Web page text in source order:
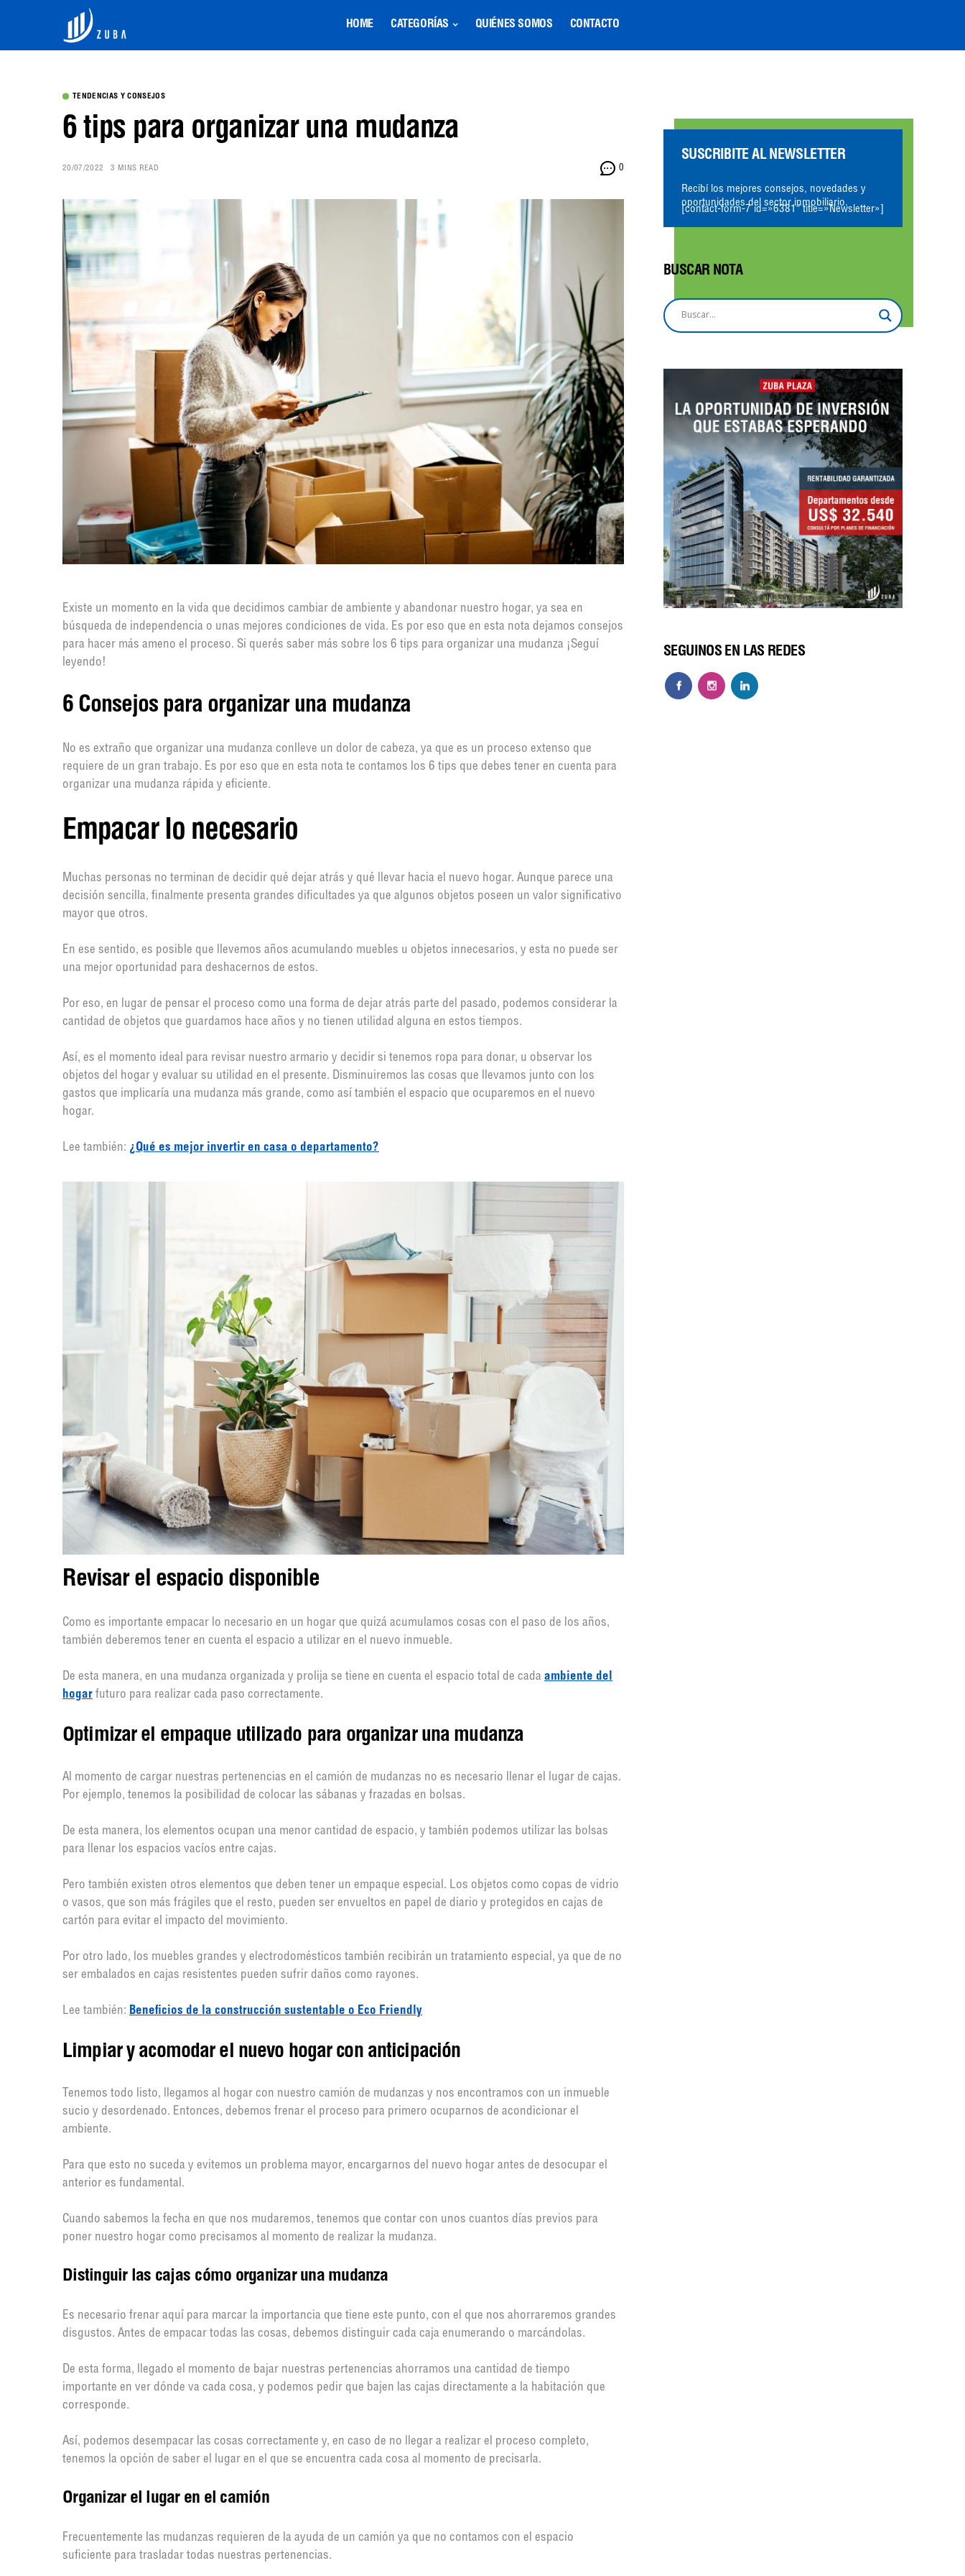
HOME CATEGORÍAS QUIÉNES SOMOS CONTACTO
TENDENCIAS Y CONSEJOS
6 tips para organizar una mudanza
20/07/2022 3 MINS READ 0
Existe un momento en la vida que decidimos cambiar de ambiente y abandonar nuestro hogar, ya sea en
búsqueda de independencia o unas mejores condiciones de vida. Es por eso que en esta nota dejamos consejos
para hacer más ameno el proceso. Si querés saber más sobre los 6 tips para organizar una mudanza ¡Seguí
leyendo!
6 Consejos para organizar una mudanza
No es extraño que organizar una mudanza conlleve un dolor de cabeza, ya que es un proceso extenso que
requiere de un gran trabajo. Es por eso que en esta nota te contamos los 6 tips que debes tener en cuenta para
organizar una mudanza rápida y eficiente.
Empacar lo necesario
Muchas personas no terminan de decidir qué dejar atrás y qué llevar hacia el nuevo hogar. Aunque parece una
decisión sencilla, finalmente presenta grandes dificultades ya que algunos objetos poseen un valor significativo
mayor que otros.
En ese sentido, es posible que llevemos años acumulando muebles u objetos innecesarios, y esta no puede ser
una mejor oportunidad para deshacernos de estos.
Por eso, en lugar de pensar el proceso como una forma de dejar atrás parte del pasado, podemos considerar la
cantidad de objetos que guardamos hace años y no tienen utilidad alguna en estos tiempos.
Así, es el momento ideal para revisar nuestro armario y decidir si tenemos ropa para donar, u observar los
objetos del hogar y evaluar su utilidad en el presente. Disminuiremos las cosas que llevamos junto con los
gastos que implicaría una mudanza más grande, como así también el espacio que ocuparemos en el nuevo
hogar.
Lee también: ¿Qué es mejor invertir en casa o departamento?
Revisar el espacio disponible
Como es importante empacar lo necesario en un hogar que quizá acumulamos cosas con el paso de los años,
también deberemos tener en cuenta el espacio a utilizar en el nuevo inmueble.
De esta manera, en una mudanza organizada y prolija se tiene en cuenta el espacio total de cada ambiente del
hogar futuro para realizar cada paso correctamente.
Optimizar el empaque utilizado para organizar una mudanza
Al momento de cargar nuestras pertenencias en el camión de mudanzas no es necesario llenar el lugar de cajas.
Por ejemplo, tenemos la posibilidad de colocar las sábanas y frazadas en bolsas.
De esta manera, los elementos ocupan una menor cantidad de espacio, y también podemos utilizar las bolsas
para llenar los espacios vacíos entre cajas.
Pero también existen otros elementos que deben tener un empaque especial. Los objetos como copas de vidrio
o vasos, que son más frágiles que el resto, pueden ser envueltos en papel de diario y protegidos en cajas de
cartón para evitar el impacto del movimiento.
Por otro lado, los muebles grandes y electrodomésticos también recibirán un tratamiento especial, ya que de no
ser embalados en cajas resistentes pueden sufrir daños como rayones.
Lee también: Beneficios de la construcción sustentable o Eco Friendly
Limpiar y acomodar el nuevo hogar con anticipación
Tenemos todo listo, llegamos al hogar con nuestro camión de mudanzas y nos encontramos con un inmueble
sucio y desordenado. Entonces, debemos frenar el proceso para primero ocuparnos de acondicionar el
ambiente.
Para que esto no suceda y evitemos un problema mayor, encargarnos del nuevo hogar antes de desocupar el
anterior es fundamental.
Cuando sabemos la fecha en que nos mudaremos, tenemos que contar con unos cuantos días previos para
poner nuestro hogar como precisamos al momento de realizar la mudanza.
Distinguir las cajas cómo organizar una mudanza
Es necesario frenar aquí para marcar la importancia que tiene este punto, con el que nos ahorraremos grandes
disgustos. Antes de empacar todas las cosas, debemos distinguir cada caja enumerando o marcándolas.
De esta forma, llegado el momento de bajar nuestras pertenencias ahorramos una cantidad de tiempo
importante en ver dónde va cada cosa, y podemos pedir que bajen las cajas directamente a la habitación que
corresponde.
Así, podemos desempacar las cosas correctamente y, en caso de no llegar a realizar el proceso completo,
tenemos la opción de saber el lugar en el que se encuentra cada cosa al momento de precisarla.
Organizar el lugar en el camión
Frecuentemente las mudanzas requieren de la ayuda de un camión ya que no contamos con el espacio
suficiente para trasladar todas nuestras pertenencias.
SUSCRIBITE AL NEWSLETTER
Recibí los mejores consejos, novedades y
oportunidades del sector inmobiliario.
[contact-form-7 id=»6381″ title=»Newsletter»]
BUSCAR NOTA
SEGUINOS EN LAS REDES